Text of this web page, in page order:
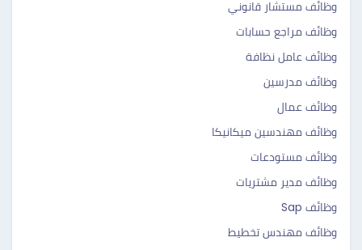
وظائف مستشار قانوني
وظائف مراجع حسابات
وظائف عامل نظافة
وظائف مدرسين
وظائف عمال
وظائف مهندسين ميكانيكا
وظائف مستودعات
وظائف مدير مشتريات
وظائف Sap
وظائف مهندس تخطيط